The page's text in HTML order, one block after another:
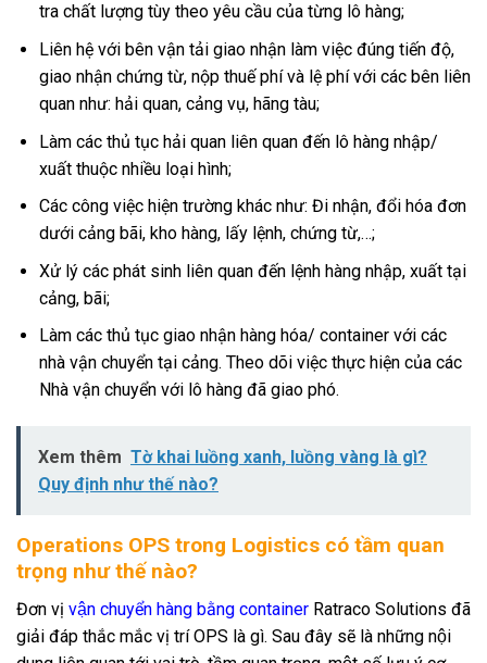
tra chất lượng tùy theo yêu cầu của từng lô hàng;
Liên hệ với bên vận tải giao nhận làm việc đúng tiến độ,
giao nhận chứng từ, nộp thuế phí và lệ phí với các bên liên
quan như: hải quan, cảng vụ, hãng tàu;
Làm các thủ tục hải quan liên quan đến lô hàng nhập/
xuất thuộc nhiều loại hình;
Các công việc hiện trường khác như: Đi nhận, đổi hóa đơn
dưới cảng bãi, kho hàng, lấy lệnh, chứng từ,…;
Xử lý các phát sinh liên quan đến lệnh hàng nhập, xuất tại
cảng, bãi;
Làm các thủ tục giao nhận hàng hóa/ container với các
nhà vận chuyển tại cảng. Theo dõi việc thực hiện của các
Nhà vận chuyển với lô hàng đã giao phó.
Xem thêm Tờ khai luồng xanh, luồng vàng là gì?
Quy định như thế nào?
Operations OPS trong Logistics có tầm quan
trọng như thế nào?
Đơn vị vận chuyển hàng bằng container Ratraco Solutions đã
giải đáp thắc mắc vị trí OPS là gì. Sau đây sẽ là những nội